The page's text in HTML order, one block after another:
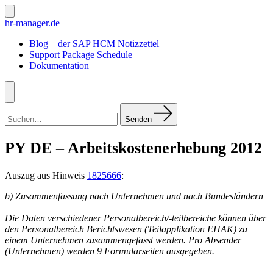
Zum
Inhalt
Suche
ein-/ausblenden
hr-manager.de
Blog – der SAP HCM Notizzettel
Support Package Schedule
Dokumentation
Menü
nach:
Senden
PY DE – Arbeitskostenerhebung 2012
Auszug aus Hinweis 1825666:
b) Zusammenfassung nach Unternehmen und nach Bundesländern
Die Daten verschiedener Personalbereich/-teilbereiche können über
den Personalbereich Berichtswesen (Teilapplikation EHAK) zu
einem Unternehmen zusammengefasst werden. Pro Absender
(Unternehmen) werden 9 Formularseiten ausgegeben.